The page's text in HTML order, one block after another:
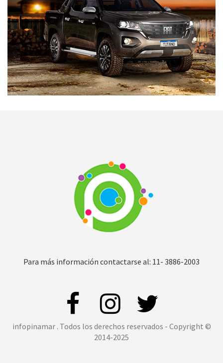
Para más información contactarse al: 11- 3886-2003
infopinamar . Todos los derechos reservados - Copyright ©
2014-2025